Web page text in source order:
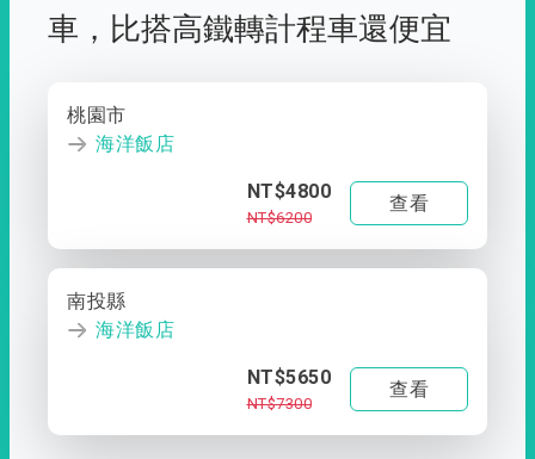
車， 比搭高鐵轉計程車還便宜
桃園市
海洋飯店
NT$4800
NT$6200
查看
南投縣
海洋飯店
NT$5650
NT$7300
查看